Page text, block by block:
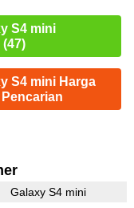
S4 mini
(47)
S4 mini Harga
Pencarian
Galaxy S4 mini